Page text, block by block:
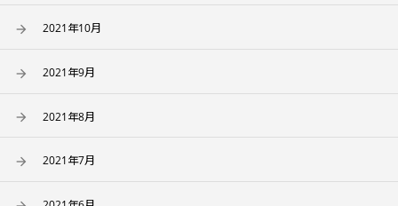
2021年10月
2021年9月
2021年8月
2021年7月